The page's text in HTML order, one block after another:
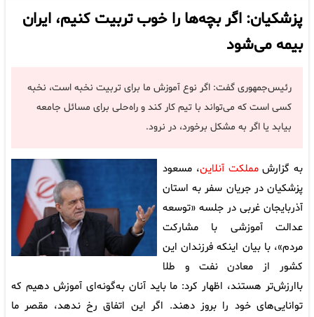
پزشکیان: اگر بچه‌ها را خوب تربیت کنیم، ایران
بیمه می‌شود
رئیس‌جمهوری گفت: اگر نوع آموزش ما برای تربیت نخبه است، نخبه
کسی است که می‌تواند با تیم کار کند و راه‌حلی برای مسائل جامعه
بیابد یا اگر به مشکل برخورد، در نرود.
به گزارشمملکت آنلاین، مسعود
پزشکیان در جریان سفر به استان
آذربایجان غربی در جلسه «توسعه
عدالت آموزشی با مشارکت
مردم»، با بیان اینکه فرزندان این
کشور از معادن نفت و طلا
باارزش‌تر هستند، اظهار کرد: ما باید آنان به‌گونه‌ای آموزش دهیم که
توانایی‌های خود را بروز دهند. اگر این اتفاق رخ ندهد، مقصر ما